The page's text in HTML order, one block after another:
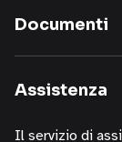
servizi,
informazioni
corsi
Documenti
Assistenza
Il servizio di